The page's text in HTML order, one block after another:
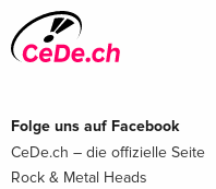
Folge uns auf Facebook
CeDe.ch – die offizielle Seite
Rock & Metal Heads